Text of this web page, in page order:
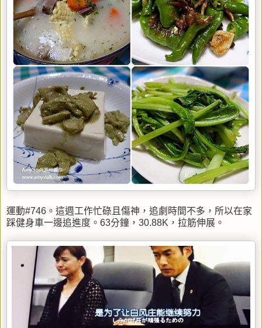
運動#746。這週工作忙碌且傷神，追劇時間不多，所以在家
踩健身車一邊追進度。63分鐘，30.88K，拉筋伸展。